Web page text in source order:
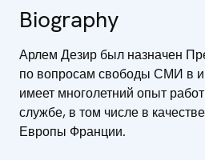
Biography
Арлем Дезир был назначен
по вопросам свободы СМИ в
имеет многолетний опыт
службе, в том числе в
Европы Франции.